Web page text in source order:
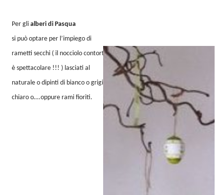
Per gli alberi di Pasqua
si può optare per l’impiego di
rametti secchi ( il nocciolo contorto
è spettacolare !!! ) lasciati al
naturale o dipinti di bianco o grigio
chiaro o….oppure rami fioriti.